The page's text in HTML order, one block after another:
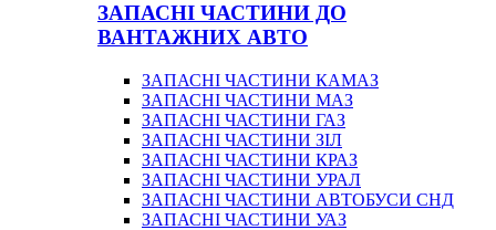
ЗАПАСНІ ЧАСТИНИ ДО
ВАНТАЖНИХ АВТО
ЗАПАСНІ ЧАСТИНИ КАМАЗ
ЗАПАСНІ ЧАСТИНИ МАЗ
ЗАПАСНІ ЧАСТИНИ ГАЗ
ЗАПАСНІ ЧАСТИНИ ЗІЛ
ЗАПАСНІ ЧАСТИНИ КРАЗ
ЗАПАСНІ ЧАСТИНИ УРАЛ
ЗАПАСНІ ЧАСТИНИ АВТОБУСИ СНД
ЗАПАСНІ ЧАСТИНИ УАЗ